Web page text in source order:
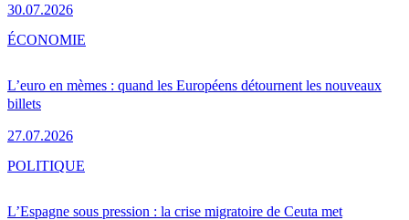
30.07.2026
L’euro en mèmes : quand les Européens détournent les nouveaux
billets
27.07.2026
ÉCONOMIE
L’Espagne sous pression : la crise migratoire de Ceuta met
POLITIQUE